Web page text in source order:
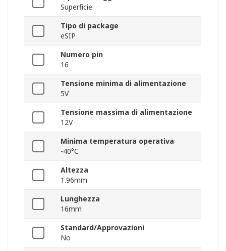
Superficie
Tipo di package
eSIP
Numero pin
16
Tensione minima di alimentazione
5V
Tensione massima di alimentazione
12V
Minima temperatura operativa
-40°C
Altezza
1.96mm
Lunghezza
16mm
Standard/Approvazioni
No